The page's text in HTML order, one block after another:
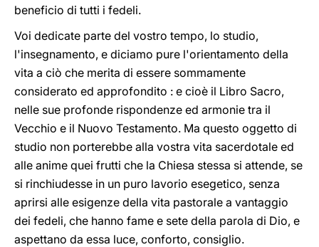
beneficio di tutti i fedeli.
Voi dedicate parte del vostro tempo, lo studio,
l'insegnamento, e diciamo pure l'orientamento della
vita a ciò che merita di essere sommamente
considerato ed approfondito : e cioè il Libro Sacro,
nelle sue profonde rispondenze ed armonie tra il
Vecchio e il Nuovo Testamento. Ma questo oggetto di
studio non porterebbe alla vostra vita sacerdotale ed
alle anime quei frutti che la Chiesa stessa si attende, se
si rinchiudesse in un puro lavorio esegetico, senza
aprirsi alle esigenze della vita pastorale a vantaggio
dei fedeli, che hanno fame e sete della parola di Dio, e
aspettano da essa luce, conforto, consiglio.